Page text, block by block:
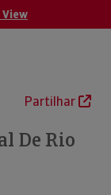
Partilhar
De Rio